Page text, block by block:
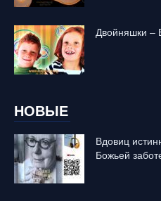
Двойняшки –
НОВЫЕ
Вдовиц
Божьей